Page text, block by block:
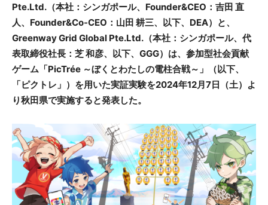
Pte.Ltd.（本社：シンガポール、Founder&CEO：吉田 直
人、Founder&Co-CEO：山田 耕三、以下、DEA）と、
Greenway Grid Global Pte.Ltd.（本社：シンガポール、代
表取締役社長：芝 和彦、以下、GGG）は、参加型社会貢献
ゲーム「PicTrée ～ぼくとわたしの電柱合戦～」（以下、
「ピクトレ」）を用いた実証実験を2024年12月7日（土）よ
り秋田県で実施すると発表した。